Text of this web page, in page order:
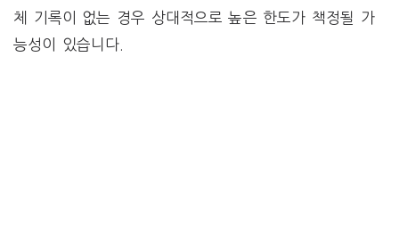
체 기록이 없는 경우 상대적으로 높은 한도가 책정될 가
능성이 있습니다.